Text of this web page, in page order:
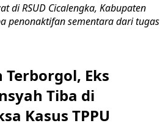
di RSUD Cicalengka, Kabupaten
penonaktifan sementara dari tugas
Eks
Tiba di
Kasus TPPU